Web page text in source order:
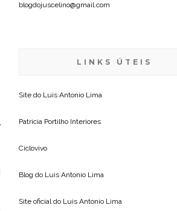
blogdojuscelino@gmail.com
LINKS ÚTEIS
Site do Luis Antonio Lima
Patricia Portilho Interiores
Ciclovivo
Blog do Luis Antonio Lima
Site oficial do Luis Antonio Lima